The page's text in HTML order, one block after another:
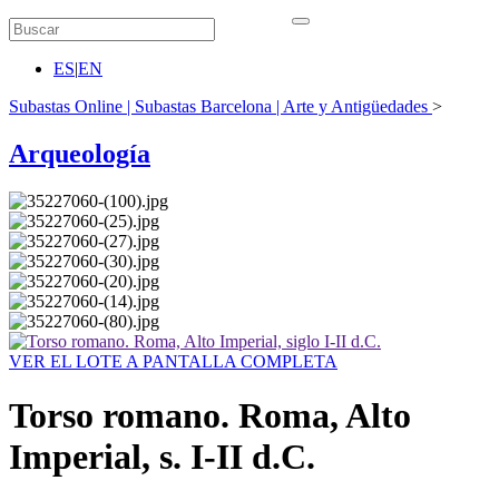
ES|EN
Subastas Online | Subastas Barcelona | Arte y Antigüedades >
Arqueología
VER EL LOTE A PANTALLA COMPLETA
Torso romano. Roma, Alto
Imperial, s. I-II d.C.